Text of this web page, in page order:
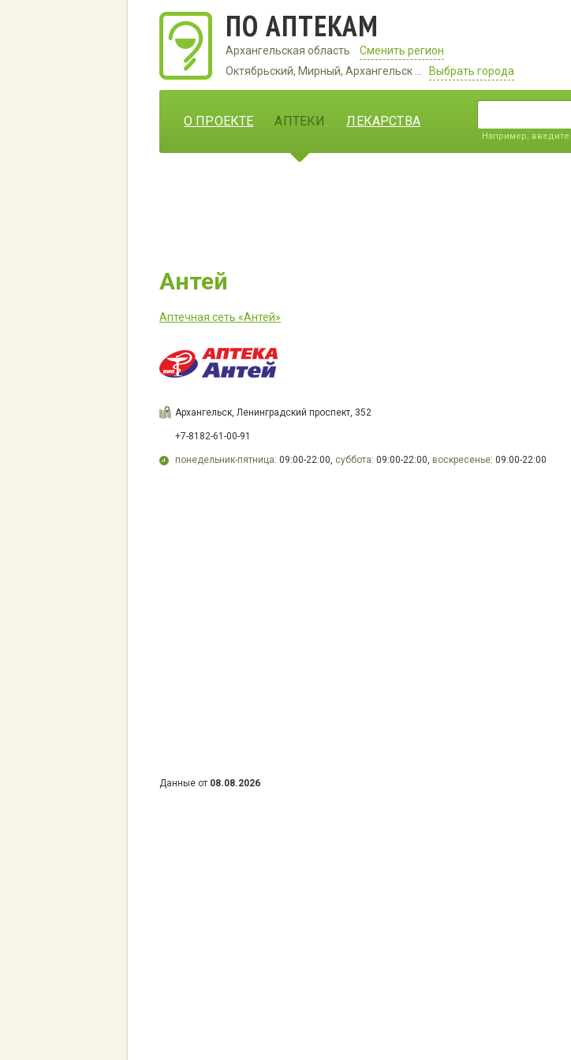
ПО АПТЕКАМ
Архангельская область
Сменить регион
Октябрьский, Мирный, Архангельск ...
Выбрать города
О ПРОЕКТЕ АПТЕКИ ЛЕКАРСТВА
Например, введите
Антей
Аптечная сеть «Антей»
Архангельск, Ленинградский проспект, 352
+7-8182-61-00-91
понедельник-пятница: 09:00-22:00, суббота: 09:00-22:00, воскресенье: 09:00-22:00
Данные от 08.08.2026